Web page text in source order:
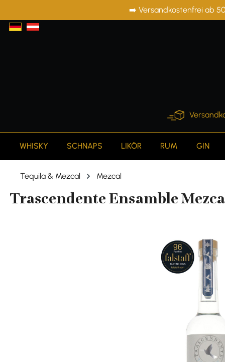
Zur Hauptnavigation springen➡️ Versandkostenfrei ab
WHISKY SCHNAPS LIKÖR RUM GIN
Tequila & Mezcal Mezcal
Trascendente Ensamble